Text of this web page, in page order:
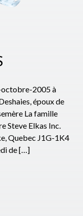
octobre-2005 à
époux de
La famille
Steve Elkas Inc.
Quebec J1G-1K4
de […]